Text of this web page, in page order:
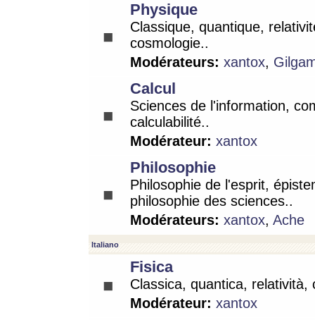
Physique
Classique, quantique,
cosmologie..
Modérateurs: xantox,
Calcul
Sciences de l'information,
calculabilité..
Modérateur: xantox
Philosophie
Philosophie de l'esprit,
philosophie des sciences..
Modérateurs: xantox, Ache
Italiano
Fisica
Classica, quantica, relatività,
Modérateur: xantox